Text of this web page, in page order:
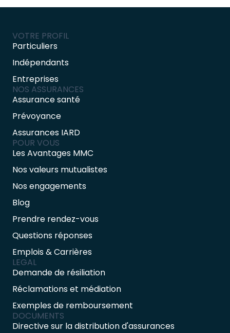
VOTRE PROFIL
Particuliers
Indépendants
Entreprises
NOS ASSURANCES
Assurance santé
Prévoyance
Assurances IARD
POUR VOUS
Les Avantages MMC
Nos valeurs mutualistes
Nos engagements
Blog
Prendre rendez-vous
Questions réponses
Emplois & Carrières
LEGAL
Demande de résiliation
Réclamations et médiation
Exemples de remboursement
DOCUMENTS
Directive sur la distribution d'assurances